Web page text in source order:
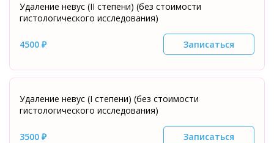
Удаление невус (II степени) (без стоимости
гистологического исследования)
4500 ₽ Записаться
Удаление невус (I степени) (без стоимости
гистологического исследования)
3500 ₽ Записаться